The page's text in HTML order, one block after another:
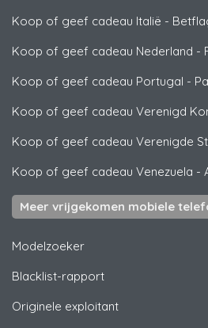
Koop of geef cadeau Italië -
Koop of geef cadeau Nederland -
Koop of geef cadeau Portugal -
Koop of geef cadeau Verenigd
Koop of geef cadeau Verenigde
Koop of geef cadeau Venezuela -
Meer vrijgekomen mobiele
Modelzoeker
Blacklist-rapport
Originele exploitant